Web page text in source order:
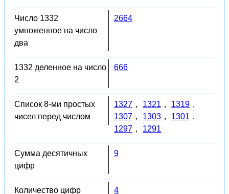
Число 1332
умноженное на число
два
2664
1332 деленное на число
2
666
Список 8-ми простых
чисел перед числом
1327 , 1321 , 1319 ,
1307 , 1303 , 1301 ,
1297 , 1291
Сумма десятичных
цифр
9
Количество цифр 4